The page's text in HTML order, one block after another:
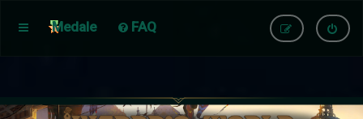
Medale FAQ